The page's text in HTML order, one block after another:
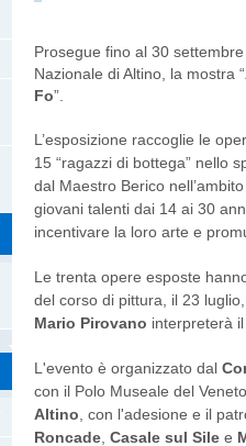
Prosegue fino al 30
Nazionale di Altino, la mostra “
Fo”.
L’esposizione raccoglie le
15 “ragazzi di bottega” nello
dal Maestro Berico
giovani talenti dai 14 ai 30
incentivare la loro arte e
Le trenta opere esposte
del corso di pittura, il 23
Mario Pirovano interpreterà
L'evento è organizzato dal
con il Polo Museale del
Altino , con l'adesione e il
Roncade ,Casale sul Sile e